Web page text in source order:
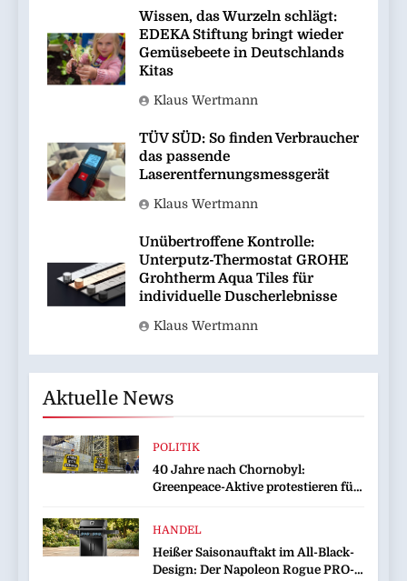
Wissen, das Wurzeln schlägt:
EDEKA Stiftung bringt wieder
Gemüsebeete in Deutschlands
Kitas
Klaus Wertmann
TÜV SÜD: So finden Verbraucher
das passende
Laserentfernungsmessgerät
Klaus Wertmann
Unübertroffene Kontrolle:
Unterputz-Thermostat GROHE
Grohtherm Aqua Tiles für
individuelle Duscherlebnisse
Klaus Wertmann
Aktuelle News
POLITIK
40 Jahre nach Chornobyl:
Greenpeace-Aktive protestieren für
Greenpeace-Report dokumentiert
Folgen des russischen
Drohnenangriffs
HANDEL
Heißer Saisonauftakt im All-Black-
Design: Der Napoleon Rogue PRO-S